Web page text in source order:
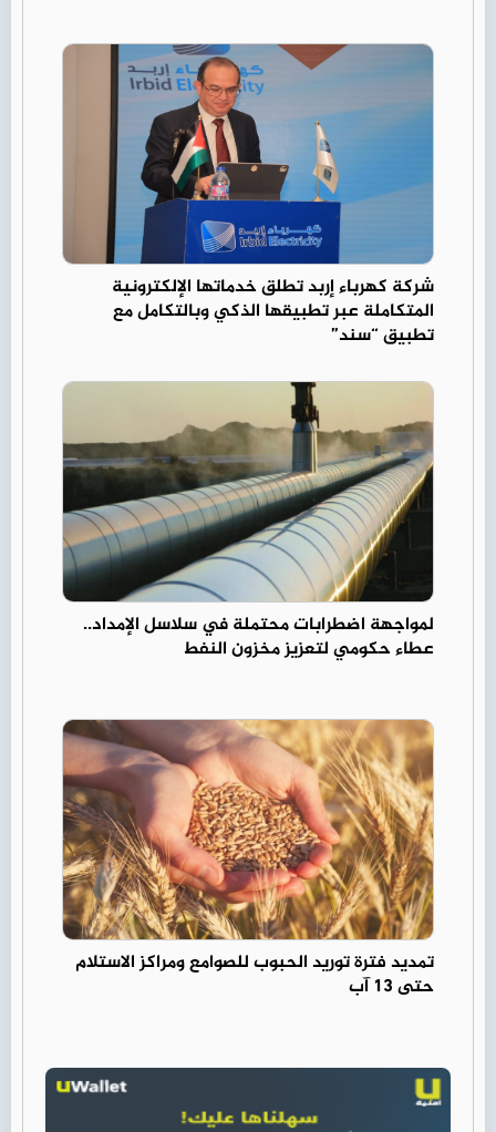
شركة كهرباء إربد تطلق خدماتها الإلكترونية
المتكاملة عبر تطبيقها الذكي وبالتكامل مع
تطبيق “سند”
لمواجهة اضطرابات محتملة في سلاسل الإمداد..
عطاء حكومي لتعزيز مخزون النفط
تمديد فترة توريد الحبوب للصوامع ومراكز الاستلام
حتى 13 آب